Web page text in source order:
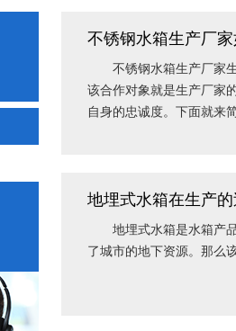
不锈钢水箱生产厂
不锈钢水箱生产厂家生
该合作对象就是生产厂家
自身的忠诚度。下面就来
地埋式水箱在生产
地埋式水箱是水箱产品
了城市的地下资源。那么